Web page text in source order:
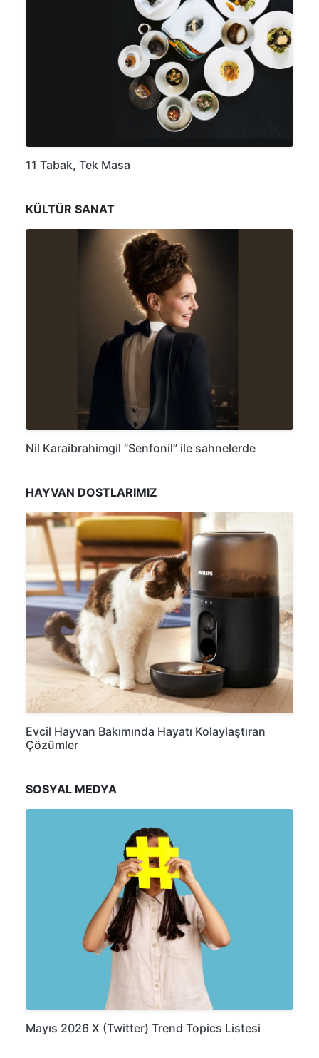
11 Tabak, Tek Masa
KÜLTÜR SANAT
Nil Karaibrahimgil “Senfonil” ile sahnelerde
HAYVAN DOSTLARIMIZ
Evcil Hayvan Bakımında Hayatı Kolaylaştıran
Çözümler
SOSYAL MEDYA
Mayıs 2026 X (Twitter) Trend Topics Listesi